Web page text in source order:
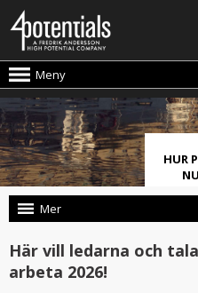
Meny
HUR
Mer
Här vill ledarna och
arbeta 2026!